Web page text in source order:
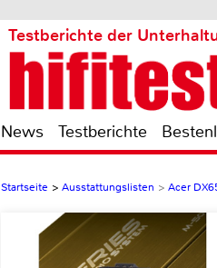
Testberichte der
News Testberichte
Startseite > Ausstattungslisten > Acer